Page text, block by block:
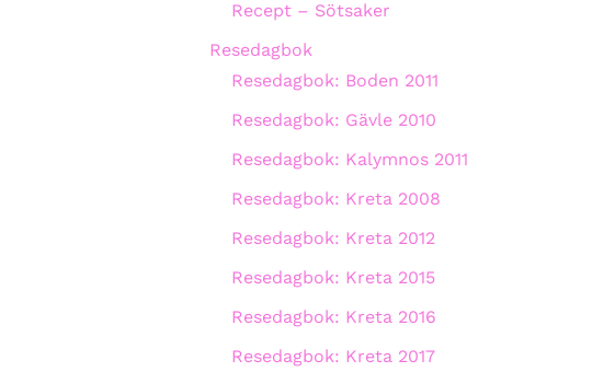
Recept – Sötsaker
Resedagbok
Resedagbok: Boden 2011
Resedagbok: Gävle 2010
Resedagbok: Kalymnos 2011
Resedagbok: Kreta 2008
Resedagbok: Kreta 2012
Resedagbok: Kreta 2015
Resedagbok: Kreta 2016
Resedagbok: Kreta 2017